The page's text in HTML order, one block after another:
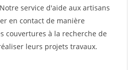
service d'aide aux artisans
en contact de manière
couvertures à la recherche de
leurs projets travaux.